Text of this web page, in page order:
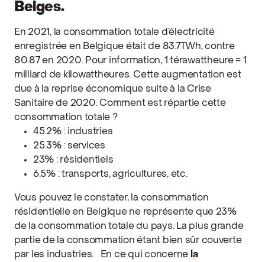
Belges.
En 2021, la consommation totale d’électricité
enregistrée en Belgique était de 83.7TWh, contre
80.87 en 2020. Pour information, 1 térawattheure = 1
milliard de kilowattheures. Cette augmentation est
due à la reprise économique suite à la Crise
Sanitaire de 2020. Comment est répartie cette
consommation totale ?
45.2% : industries
25.3% : services
23% : résidentiels
6.5% : transports, agricultures, etc.
Vous pouvez le constater, la consommation
résidentielle en Belgique ne représente que 23%
de la consommation totale du pays. La plus grande
partie de la consommation étant bien sûr couverte
par les industries.
En ce qui concerne la